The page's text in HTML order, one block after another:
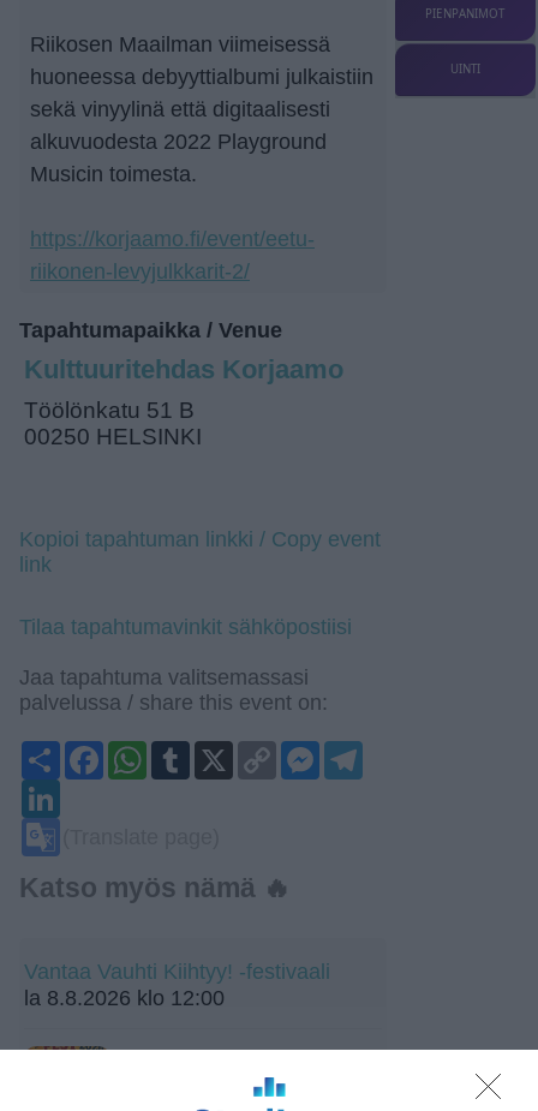
Riikosen Maailman viimeisessä
huoneessa debyyttialbumi julkaistiin
sekä vinyylinä että digitaalisesti
alkuvuodesta 2022 Playground
Musicin toimesta.
https://korjaamo.fi/event/eetu-
riikonen-levyjulkkarit-2/
Tapahtumapaikka / Venue
Kulttuuritehdas Korjaamo
Töölönkatu 51 B
00250 HELSINKI
Kopioi tapahtuman linkki / Copy event
link
Tilaa tapahtumavinkit sähköpostiisi
Jaa tapahtuma valitsemassasi
palvelussa / share this event on:
ShareFacebookWhatsApp
Tumblr
X
Copy
Link
Messenger
Katso myös nämä 🔥
Vantaa Vauhti Kiihtyy! -festivaali
la 8.8.2026 klo 12:00
Rastila Fest 2026
la 8.8.2026 klo 13:00
PIENPANIMOT
UINTI